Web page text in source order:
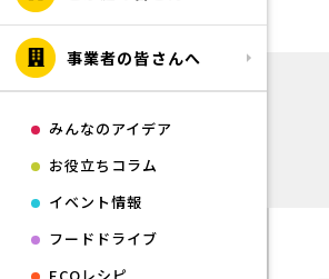
事業者の皆さんへ
みんなのアイデア
お役立ちコラム
イベント情報
フードドライブ